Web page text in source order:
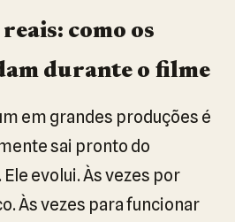
como os
durante o filme
em grandes produções é
sai pronto do
evolui. Às vezes por
Às vezes para funcionar